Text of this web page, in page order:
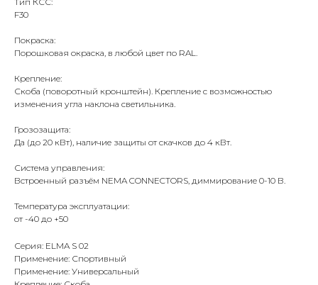
F30
Покраска:
Порошковая окраска, в любой цвет по RAL.
Крепление:
Скоба (поворотный кронштейн). Крепление с возможностью
изменения угла наклона светильника.
Грозозащита:
Да (до 20 кВт), наличие защиты от скачков до 4 кВт.
Система управления:
Встроенный разъём NEMA CONNECTORS, диммирование 0-10 В.
Температура эксплуатации:
от -40 до +50
Серия: ELMA S 02
Применение: Спортивный
Применение: Универсальный